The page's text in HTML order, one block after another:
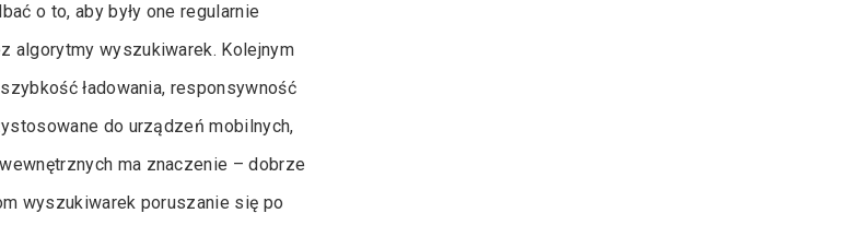
o to, aby były one regularnie
algorytmy wyszukiwarek. Kolejnym
ładowania, responsywność
do urządzeń mobilnych,
ma znaczenie – dobrze
wyszukiwarek poruszanie się po